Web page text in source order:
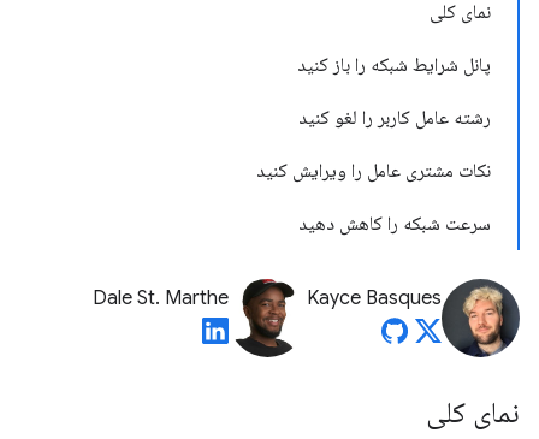
نمای کلی
پانل شرایط شبکه را باز کنید
رشته عامل کاربر را لغو کنید
نکات مشتری عامل را ویرایش کنید
سرعت شبکه را کاهش دهید
Kayce Basques
Dale St. Marthe
نمای کلی